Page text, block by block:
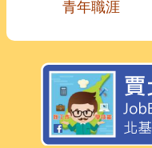
青年職涯